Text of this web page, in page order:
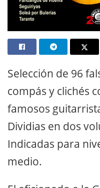
Selección de 96
compás y clichés
famosos
Dividias en dos
Indicadas para
medio.